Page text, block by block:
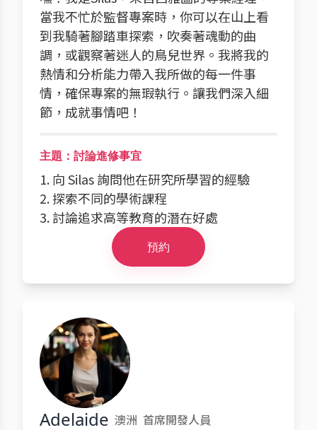
當我不忙於監督專案時，你可以在山上看
到我騎著腳踏車探索，吹奏著魂動的曲
調，或觀察著迷人的鳥兒世界。我將我的
熱情和分析能力帶入我所做的每一件事
情，確保專案的無瑕執行。讓我們深入細
節，成就事情吧！
主題：討論進修事宜
1. 向 Silas 詢問他在研究所學習的經驗
2. 探索不同的學術課程
3. 討論追求高等教育的潛在好處
預約
Adelaide 澳洲 首席開發人員